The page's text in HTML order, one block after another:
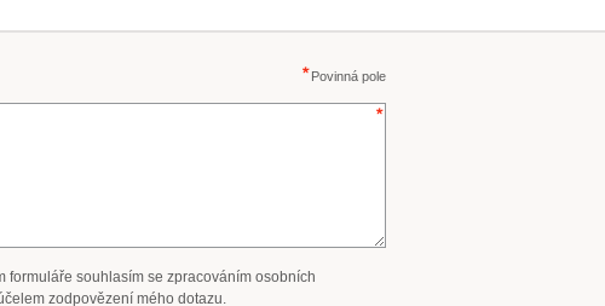
Povinná pole
formuláře souhlasím se zpracováním osobních
zodpovězení mého dotazu.